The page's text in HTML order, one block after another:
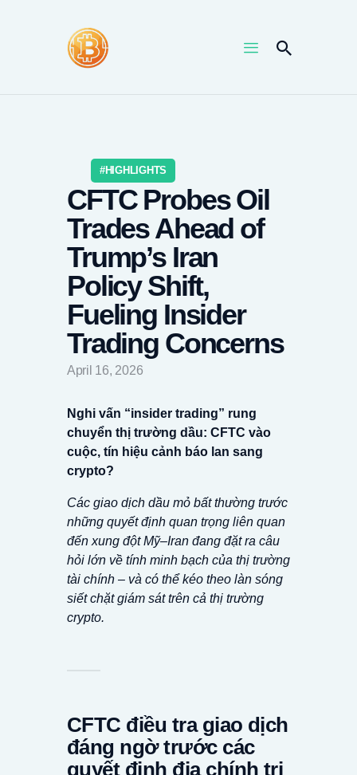
UPTRENDS
KNOWLEDGES
COIN PRICE
HIGHLIGHTS
CFTC Probes Oil
Trades Ahead of
Trump’s Iran
Policy Shift,
Fueling Insider
Trading Concerns
April 16, 2026
Nghi vấn “insider trading” rung
chuyển thị trường dầu: CFTC vào
cuộc, tín hiệu cảnh báo lan sang
crypto?
Các giao dịch dầu mỏ bất thường trước
những quyết định quan trọng liên quan
đến xung đột Mỹ–Iran đang đặt ra câu
hỏi lớn về tính minh bạch của thị trường
tài chính – và có thể kéo theo làn sóng
siết chặt giám sát trên cả thị trường
crypto.
CFTC điều tra giao dịch
đáng ngờ trước các
quyết định địa chính trị